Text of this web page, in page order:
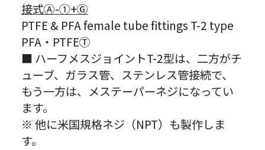
接式Ⓐ-①+Ⓖ
PTFE & PFA female tube fittings T-2 type
PFA・PTFEⓉ
■ ハーフメスジョイントT-2型は、二方がチ
ューブ、ガラス管、ステンレス管接続で、
もう一方は、メステーパーネジになってい
ます。
※ 他に米国規格ネジ（NPT）も製作しま
す。